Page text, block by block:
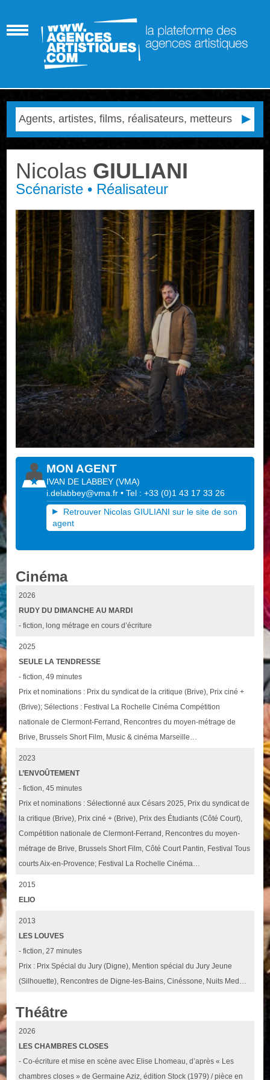
Nicolas GIULIANI
Scénariste • Réalisateur
MON AGENT
IVAN DE LABBEY (VMA)
i.delabbey@vma.fr • Tel : +33 (0)1 43 17 33 26
Retrouver Nicolas GIULIANI sur le site de son
agent
Cinéma
2026
RUDY DU DIMANCHE AU MARDI
- fiction, long métrage en cours d’écriture
2025
SEULE LA TENDRESSE
- fiction, 49 minutes
Prix et nominations : Prix du syndicat de la critique (Brive), Prix ciné +
(Brive); Sélections : Festival La Rochelle Cinéma Compétition
nationale de Clermont-Ferrand, Rencontres du moyen-métrage de
Brive, Brussels Short Film, Music & cinéma Marseille…
2023
L’ENVOÛTEMENT
- fiction, 45 minutes
Prix et nominations : Sélectionné aux Césars 2025, Prix du syndicat de
la critique (Brive), Prix ciné + (Brive), Prix des Étudiants (Côté Court),
Compétition nationale de Clermont-Ferrand, Rencontres du moyen-
métrage de Brive, Brussels Short Film, Côté Court Pantin, Festival Tous
courts Aix-en-Provence; Festival La Rochelle Cinéma…
2015
ELIO
2013
LES LOUVES
- fiction, 27 minutes
Prix : Prix Spécial du Jury (Digne), Mention spécial du Jury Jeune
(Silhouette), Rencontres de Digne-les-Bains, Cinéssone, Nuits Med…
Théâtre
2026
LES CHAMBRES CLOSES
- Co-écriture et mise en scène avec Elise Lhomeau, d’après « Les
chambres closes » de Germaine Aziz, édition Stock (1979) / pièce en